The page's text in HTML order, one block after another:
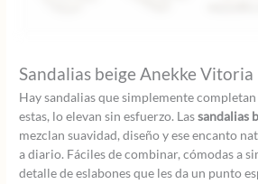
Sandalias beige Anekke Vitoria
Hay sandalias que simplemente
estas, lo elevan sin esfuerzo. Lassandalias
mezclan suavidad, diseño y ese encanto
a diario. Fáciles de combinar, cómodas a
detalle de eslabones que les da un punto